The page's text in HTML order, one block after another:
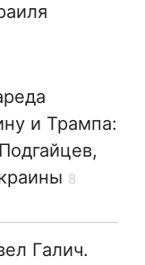
и Трампа:
8
Галич.